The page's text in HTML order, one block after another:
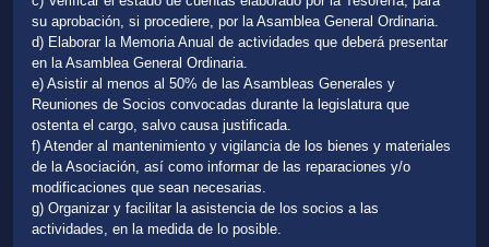
su aprobación, si procediere, por la Asamblea General Ordinaria.
d) Elaborar la Memoria Anual de actividades que deberá presentar
en la Asamblea General Ordinaria.
e) Asistir al menos al 50% de las Asambleas Generales y
Reuniones de Socios convocadas durante la legislatura que
ostenta el cargo, salvo causa justificada.
f) Atender al mantenimiento y vigilancia de los bienes y materiales
de la Asociación, así como informar de las reparaciones y/o
modificaciones que sean necesarias.
g) Organizar y facilitar la asistencia de los socios a las
actividades, en la medida de lo posible.